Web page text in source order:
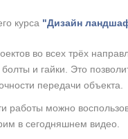
курса "Дизайн
во всех трёх
и гайки. Это
передачи объекта.
работы можно
в сегодняшнем видео.